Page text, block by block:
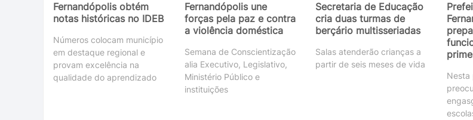
Fernandópolis obtém
notas históricas no IDEB
Números colocam município
em destaque regional e
provam excelência na
qualidade do aprendizado
Fernandópolis une
forças pela paz e contra
a violência doméstica
Semana de Conscientização
alia Executivo, Legislativo,
Ministério Público e
instituições
Secretaria de Educação
cria duas turmas de
berçário multisseriadas
Salas atenderão crianças a
partir de seis meses de vida
Nesta